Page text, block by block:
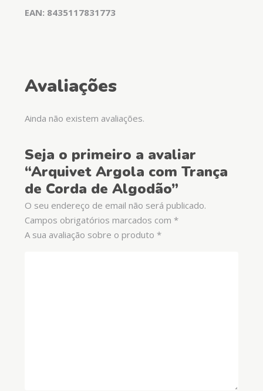
EAN: 8435117831773
Avaliações
Ainda não existem avaliações.
Seja o primeiro a avaliar
“Arquivet Argola com Trança
de Corda de Algodão”
O seu endereço de email não será publicado.
Campos obrigatórios marcados com *
A sua avaliação sobre o produto *